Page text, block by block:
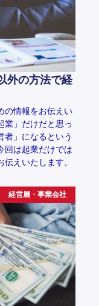
外の方法で経
の情報をお伝えい
業」だけだと思っ
者」になるという
回は起業だけでは
えいたします。
経営層・事業会社